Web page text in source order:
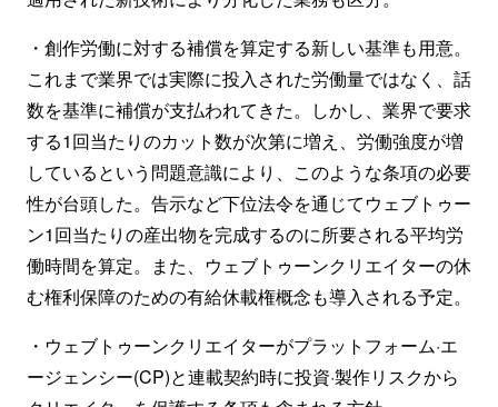
・創作労働に対する補償を算定する新しい基準も用意。
これまで業界では実際に投入された労働量ではなく、話
数を基準に補償が支払われてきた。しかし、業界で要求
する1回当たりのカット数が次第に増え、労働強度が増
しているという問題意識により、このような条項の必要
性が台頭した。告示など下位法令を通じてウェブトゥー
ン1回当たりの産出物を完成するのに所要される平均労
働時間を算定。また、ウェブトゥーンクリエイターの休
む権利保障のための有給休載権概念も導入される予定。
・ウェブトゥーンクリエイターがプラットフォーム·エ
ージェンシー(CP)と連載契約時に投資·製作リスクから